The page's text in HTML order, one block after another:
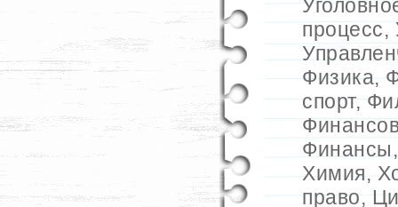
процесс,
Физика,
спорт,
Финансы
Химия,
право,